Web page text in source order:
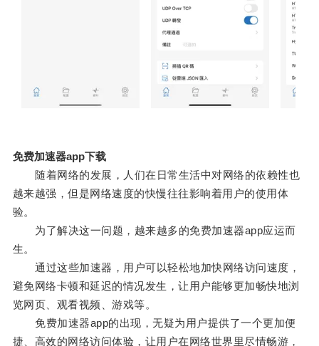
免费加速器app下载
随着网络的发展，人们在日常生活中对网络的依赖性也
越来越强，但是网络速度的快慢往往影响着用户的使用体
验。
为了解决这一问题，越来越多的免费加速器app应运而
生。
通过这些加速器，用户可以轻松地加快网络访问速度，
避免网络卡顿和延迟的情况发生，让用户能够更加畅快地浏
览网页、观看视频、游戏等。
免费加速器app的出现，无疑为用户提供了一个更加便
捷、高效的网络访问体验，让用户在网络世界里尽情畅游，